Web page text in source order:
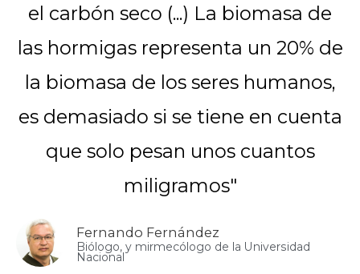
el carbón seco (...) La biomasa de
las hormigas representa un 20% de
la biomasa de los seres humanos,
es demasiado si se tiene en cuenta
que solo pesan unos cuantos
miligramos"
Fernando Fernández
Biólogo, y mirmecólogo de la Universidad
Nacional